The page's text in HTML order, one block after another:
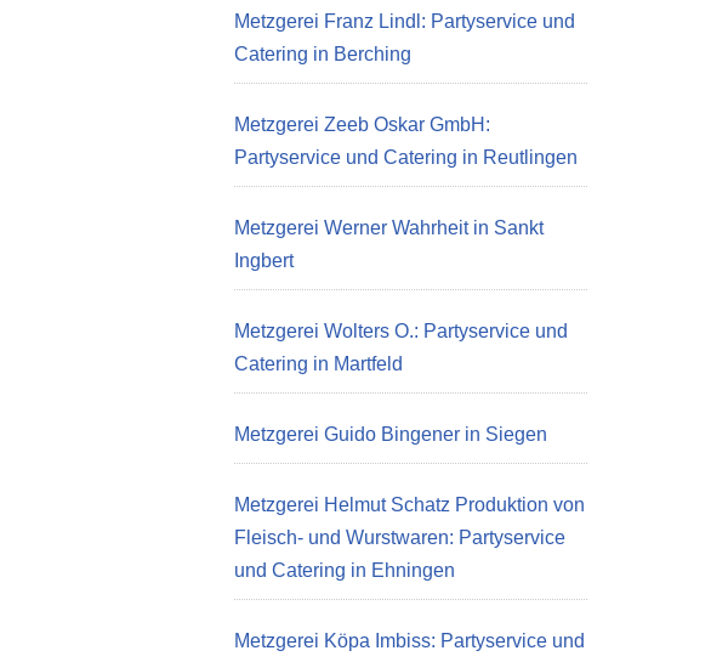
Metzgerei Franz Lindl: Partyservice und
Catering in Berching
Metzgerei Zeeb Oskar GmbH:
Partyservice und Catering in Reutlingen
Metzgerei Werner Wahrheit in Sankt
Ingbert
Metzgerei Wolters O.: Partyservice und
Catering in Martfeld
Metzgerei Guido Bingener in Siegen
Metzgerei Helmut Schatz Produktion von
Fleisch- und Wurstwaren: Partyservice
und Catering in Ehningen
Metzgerei Köpa Imbiss: Partyservice und